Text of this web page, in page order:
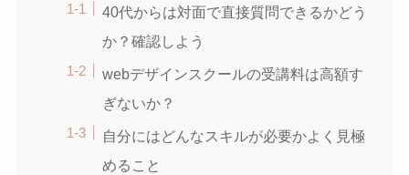
40代からは対面で直接質問できるかどう
か？確認しよう
webデザインスクールの受講料は高額す
ぎないか？
自分にはどんなスキルが必要かよく見極
めること